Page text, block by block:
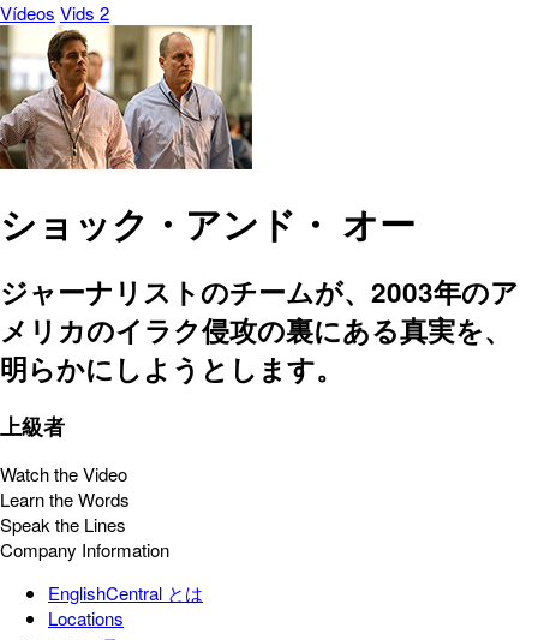
Vídeos Vids 2
ショック・アンド・ オー
ジャーナリストのチームが、2003年のア
メリカのイラク侵攻の裏にある真実を、
明らかにしようとします。
上級者
Watch the Video
Learn the Words
Speak the Lines
Company Information
EnglishCentral とは
Locations